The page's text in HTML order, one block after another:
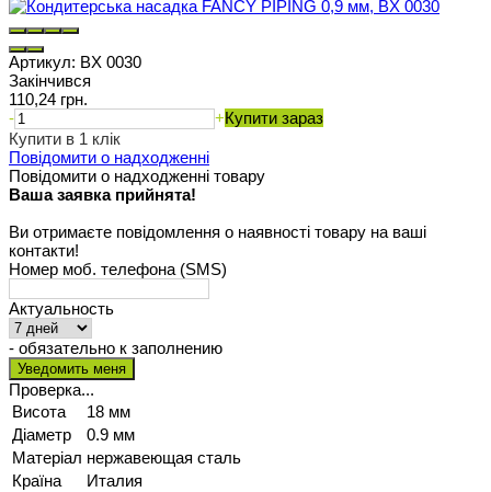
Артикул: BX 0030
Закінчився
110,24 грн.
-
+Купити зараз
Купити в 1 клік
Повідомити о надходженні
Повідомити о надходженні товару
Ваша заявка прийнята!
Ви отримаєте повідомлення о наявності товару на ваші
контакти!
Номер моб. телефона (SMS)
Актуальность
- обязательно к заполнению
Проверка...
Висота
18 мм
Діаметр
0.9 мм
Матеріал нержавеющая сталь
Країна
Италия